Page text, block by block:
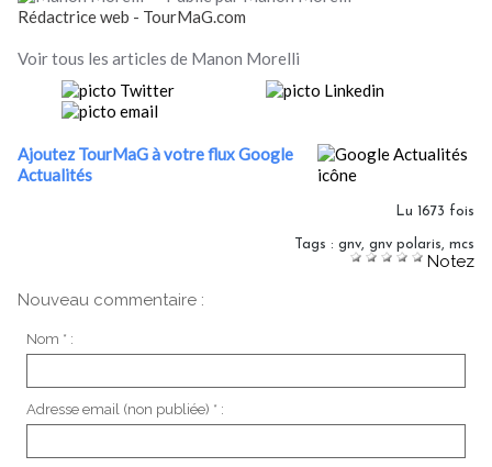
Rédactrice web - TourMaG.com
Voir tous les articles de Manon Morelli
Ajoutez TourMaG à votre flux Google
Actualités
Lu 1673 fois
Tags : gnv, gnv polaris, mcs
Notez
Nouveau commentaire :
Nom * :
Adresse email (non publiée) * :